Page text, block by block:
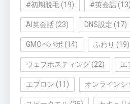
#初期脱毛 (19) #英会話 (13)
AI英会話 (23) DNS設定 (17)
GMOペパボ (14) ふわり (19)
ウェブホスティング (22) エ
エプロン (11) オンラインシ